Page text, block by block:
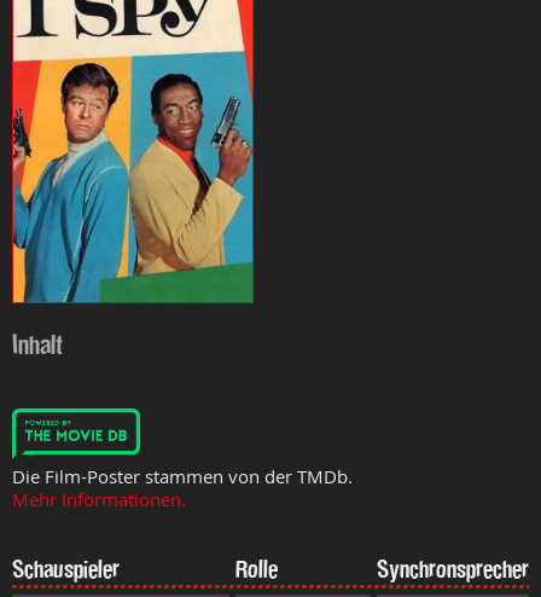
Inhalt
Die Film-Poster stammen von der TMDb.
Mehr Informationen.
Schauspieler Rolle Synchronsprecher